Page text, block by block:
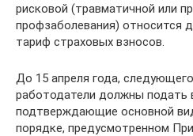
рисковой (травматичной или
профзаболевания) относится
тариф страховых взносов.
До 15 апреля года,
работодатели должны
подтверждающие основной
порядке, предусмотренном